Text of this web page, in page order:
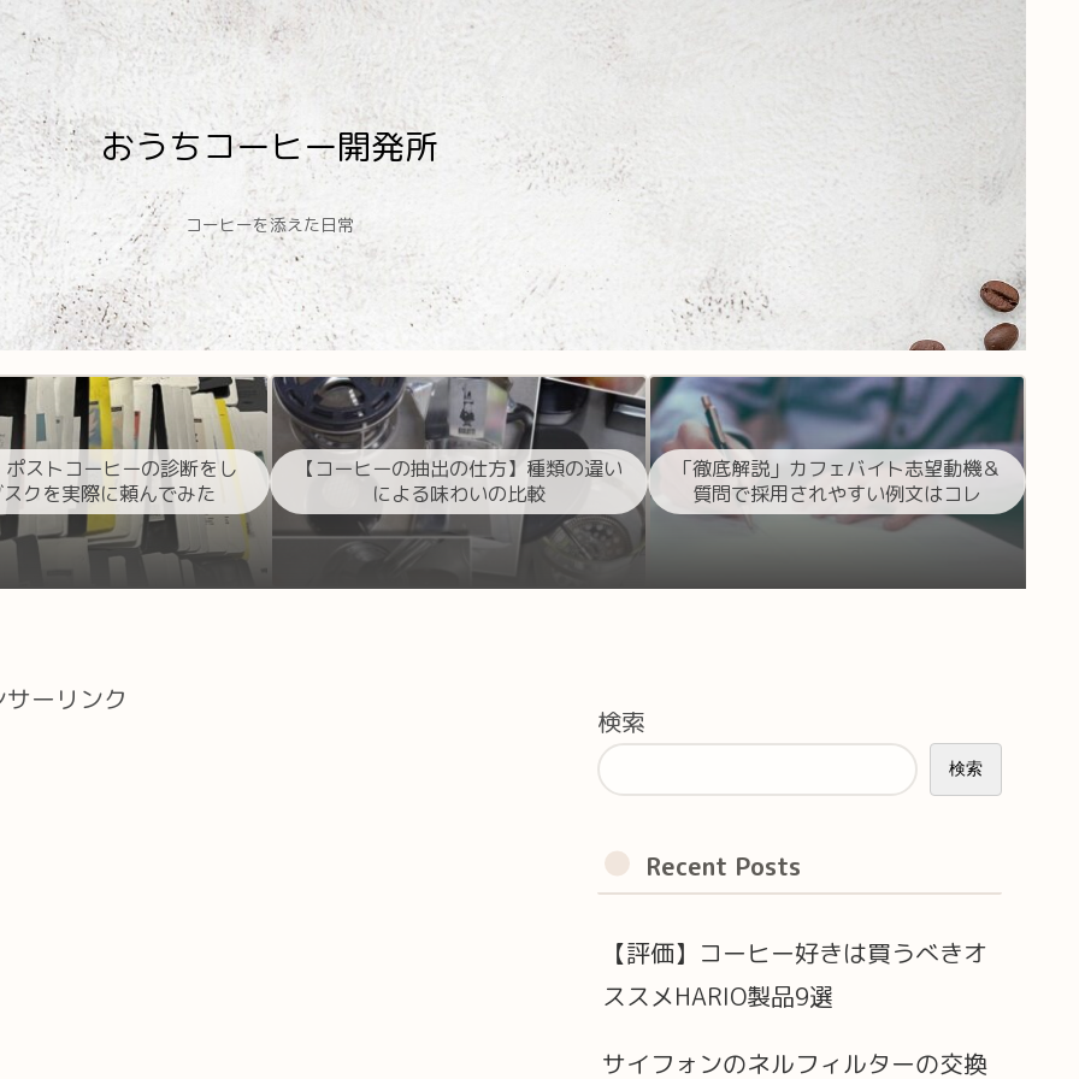
おうちコーヒー開発所
コーヒーを添えた日常
ストコーヒーの診断をし
クを実際に頼んでみた
【コーヒーの抽出の仕方】種類の違い
による味わいの比較
「徹底解説」カフェバイト志望動機＆
質問で採用されやすい例文はコレ
ーリンク
検索
検索
Recent Posts
【評価】コーヒー好きは買うべきオ
ススメHARIO製品9選
サイフォンのネルフィルターの交換